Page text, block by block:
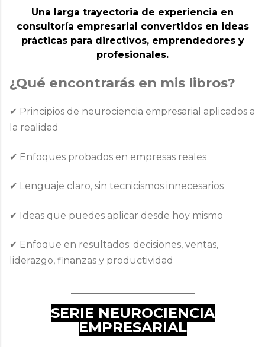
Una larga trayectoria de experiencia en
consultoría empresarial convertidos en ideas
prácticas para directivos, emprendedores y
profesionales.
¿Qué encontrarás en mis libros?
✔ Principios de neurociencia empresarial aplicados a
la realidad
✔ Enfoques probados en empresas reales
✔ Lenguaje claro, sin tecnicismos innecesarios
✔ Ideas que puedes aplicar desde hoy mismo
✔ Enfoque en resultados: decisiones, ventas,
liderazgo, finanzas y productividad
SERIE NEUROCIENCIA
EMPRESARIAL